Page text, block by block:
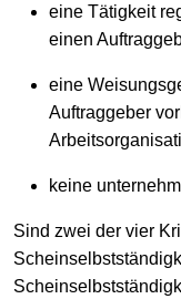
eine Tätigkeit
einen
eine
Auftraggeber
keine
Sind zwei der vier